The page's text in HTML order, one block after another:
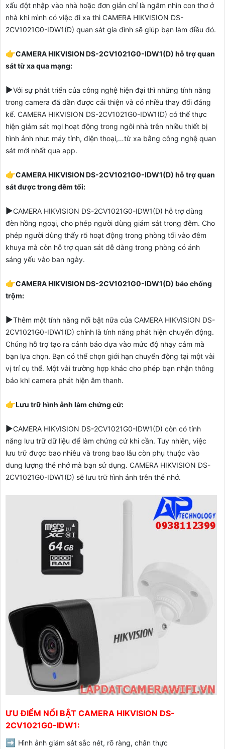
xấu đột nhập vào nhà hoặc đơn giản chỉ là ngắm nhìn con thơ ở
nhà khi mình có việc đi xa thì CAMERA HIKVISION DS-
2CV1021G0-IDW1(D) quan sát gia đình sẽ giúp bạn làm điều đó.
👉CAMERA HIKVISION DS-2CV1021G0-IDW1(D) hỗ trợ quan
sát từ xa qua mạng:
▶️Với sự phát triển của công nghệ hiện đại thì những tính năng
trong camera đã dần được cải thiện và có nhiều thay đổi đáng
kể. CAMERA HIKVISION DS-2CV1021G0-IDW1(D) có thể thực
hiện giám sát mọi hoạt động trong ngôi nhà trên nhiều thiết bị
hình ảnh như: máy tính, điện thoại,…từ xa bằng công nghệ quan
sát mới nhất qua app.
👉CAMERA HIKVISION DS-2CV1021G0-IDW1(D) hỗ trợ quan
sát được trong đêm tối:
▶️CAMERA HIKVISION DS-2CV1021G0-IDW1(D) hỗ trợ dùng
đèn hồng ngoại, cho phép người dùng giám sát trong đêm. Cho
phép người dùng thấy rõ hoạt động trong phòng tối vào đêm
khuya mà còn hỗ trợ quan sát dễ dàng trong phòng có ánh
sáng yếu vào ban ngày.
👉CAMERA HIKVISION DS-2CV1021G0-IDW1(D) báo chống
trộm:
▶️Thêm một tính năng nổi bật nữa của CAMERA HIKVISION DS-
2CV1021G0-IDW1(D) chính là tính năng phát hiện chuyển động.
Chúng hỗ trợ tạo ra cảnh báo dựa vào mức độ nhạy cảm mà
bạn lựa chọn. Bạn có thể chọn giới hạn chuyển động tại một vài
vị trí cụ thể. Một vài trường hợp khác cho phép bạn nhận thông
báo khi camera phát hiện âm thanh.
👉Lưu trữ hình ảnh làm chứng cứ:
▶️CAMERA HIKVISION DS-2CV1021G0-IDW1(D) còn có tính
năng lưu trữ dữ liệu để làm chứng cứ khi cần. Tuy nhiên, việc
lưu trữ được bao nhiêu và trong bao lâu còn phụ thuộc vào
dung lượng thẻ nhớ mà bạn sử dụng. CAMERA HIKVISION DS-
2CV1021G0-IDW1(D) sẽ lưu trữ hình ảnh trên thẻ nhớ.
ƯU ĐIỂM NỔI BẬT CAMERA HIKVISION DS-
2CV1021G0-IDW1:
➡️ Hình ảnh giám sát sắc nét, rõ ràng, chân thực